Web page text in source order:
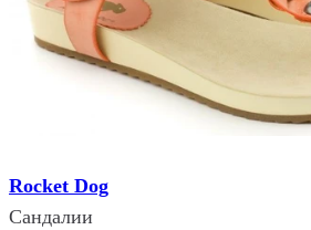
Rocket Dog
Сандалии